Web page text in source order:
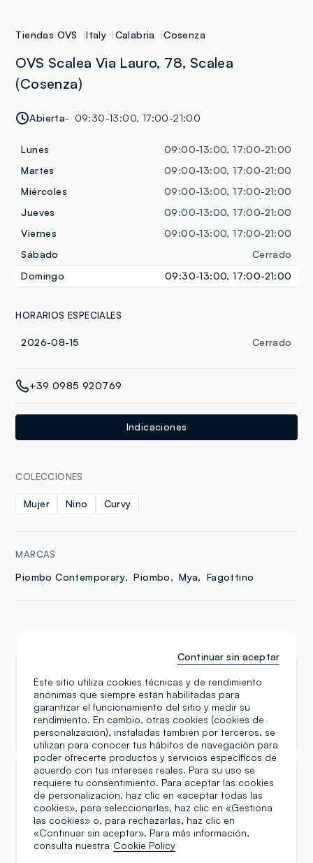
Tiendas OVS Italy Calabria Cosenza
OVS Scalea Via Lauro, 78, Scalea
(Cosenza)
Abierta 09:30-13:00, 17:00-21:00
Lunes
09:00-13:00, 17:00-21:00
Martes
09:00-13:00, 17:00-21:00
Miércoles
09:00-13:00, 17:00-21:00
Jueves
09:00-13:00, 17:00-21:00
Viernes
09:00-13:00, 17:00-21:00
Sábado
Cerrado
Domingo
09:30-13:00, 17:00-21:00
HORARIOS ESPECIALES
2026-08-15 Cerrado
+39 0985 920769
Indicaciones
COLECCIONES
Mujer Nino Curvy
MARCAS
Piombo Contemporary Piombo Mya Fagottino
Stanislav Šiling
11.06.2026
Ženšen v obchodě moc líbilo, utratili jsme pár éček✌️
francesca mammone
08.05.2026
Mi sono recata presso Oviesse Scalea nella nuova
sede. Personale gentile e disponibile ed ho trovato
Este sitio utiliza cookies técnicas y de rendimiento
anónimas que siempre están habilitadas para
garantizar el funcionamiento del sitio y medir su
rendimiento. En cambio, otras cookies (cookies de
personalización), instaladas también por terceros, se
utilizan para conocer tus hábitos de navegación para
poder ofrecerte productos y servicios específicos de
acuerdo con tus intereses reales. Para su uso se
requiere tu consentimiento. Para aceptar las cookies
de personalización, haz clic en «aceptar todas las
cookies», para seleccionarlas, haz clic en «Gestiona
las cookies» o, para rechazarlas, haz clic en
«Continuar sin aceptar». Para más información,
consulta nuestra Cookie Policy
Continuar sin aceptar